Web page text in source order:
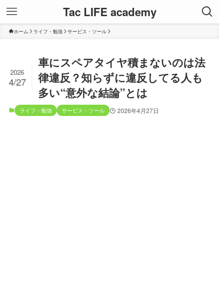
Tac LIFE academy
ホーム ライフ・勉強 サービス・ツール
車にスペアタイヤ積まないのは法
律違反？知らずに違反してる人も
多い“意外な結論”とは
2026
4/27
ライフ・勉強 サービス・ツール 2026年4月27日